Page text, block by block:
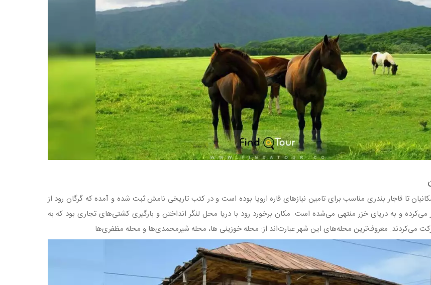
تا قاجار بندری مناسب برای تامین نیازهای قاره اروپا بوده است و در کتب تاریخی نامش ثبت شده و آمده که گرگان رود از
و به دریای خزر منتهی می‌شده است. مکان برخورد رود با دریا محل لنگر انداختن و بارگیری کشتی‌های تجاری بود که به
می‌کردند. معروف‌ترین محله‌های این شهر عبارت‌اند از: محله خوزینی ها، محله شیرمحمدی‌ها و محله مظفری‌ها